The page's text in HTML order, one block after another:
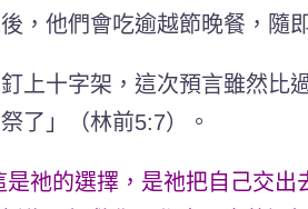
，他們會吃逾越節晚餐，隨
上十字架，這次預言雖然比
了」
（林前5:7） 。
祂的選擇，是祂把自己交